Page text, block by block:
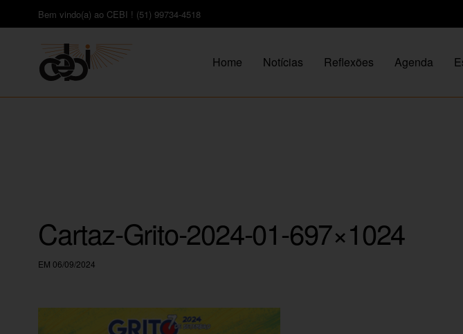
Bem vindo(a) ao CEBI ! (51) 99734-4518
Home Notícias Reflexões Agenda
Cartaz-Grito-2024-01-697×1024
EM 06/09/2024